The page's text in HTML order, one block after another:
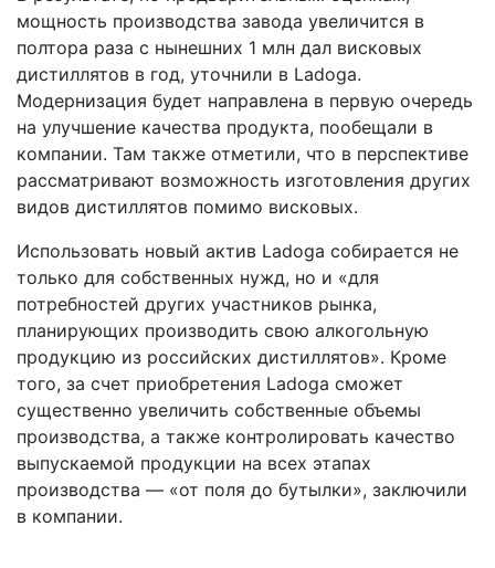
мощность производства завода увеличится в
полтора раза с нынешних 1 млн дал висковых
дистиллятов в год, уточнили в Ladoga.
Модернизация будет направлена в первую очередь
на улучшение качества продукта, пообещали в
компании. Там также отметили, что в перспективе
рассматривают возможность изготовления других
видов дистиллятов помимо висковых.
Использовать новый актив Ladoga собирается не
только для собственных нужд, но и «для
потребностей других участников рынка,
планирующих производить свою алкогольную
продукцию из российских дистиллятов». Кроме
того, за счет приобретения Ladoga сможет
существенно увеличить собственные объемы
производства, а также контролировать качество
выпускаемой продукции на всех этапах
производства — «от поля до бутылки», заключили
в компании.